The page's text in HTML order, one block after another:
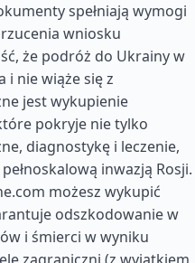
spełniają wymogi
wniosku
że podróż do Ukrainy w
i nie wiąże się z
jest wykupienie
pokryje nie tylko
diagnostykę i leczenie,
inwazją Rosji.
możesz wykupić
odszkodowanie w
i śmierci w wyniku